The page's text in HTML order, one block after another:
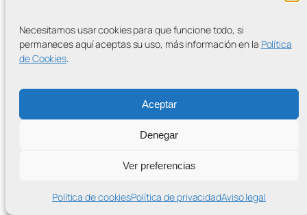
Necesitamos usar cookies para que funcione todo, si
permaneces aquí aceptas su uso, más información en la Política
de Cookies.
Aceptar
Denegar
Ver preferencias
Política de cookiesPolítica de privacidadAviso legal
MÁS ENTRADAS
Contra la Criminalización de la Protesta Climática
WordPress